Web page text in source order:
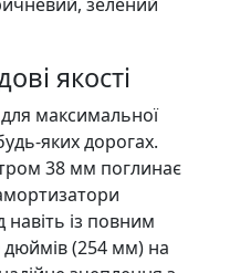
якості
для максимальної
яких дорогах.
38 мм поглинає
із повним
(254 мм) на